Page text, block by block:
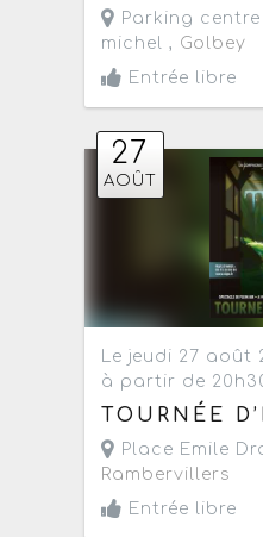
Parking
michel , Golbey
Entrée libre
27
AOÛT
Le jeudi 27 août
à partir de
TOURNÉE
Place Emile
Rambervillers
Entrée libre